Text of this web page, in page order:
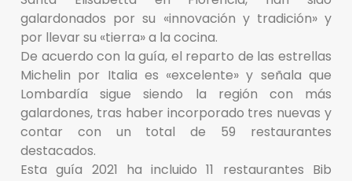
galardonados por su «innovación y tradición» y
por llevar su «tierra» a la cocina.
De acuerdo con la guía, el reparto de las estrellas
Michelin por Italia es «excelente» y señala que
Lombardía sigue siendo la región con más
galardones, tras haber incorporado tres nuevas y
contar con un total de 59 restaurantes
destacados.
Esta guía 2021 ha incluido 11 restaurantes Bib